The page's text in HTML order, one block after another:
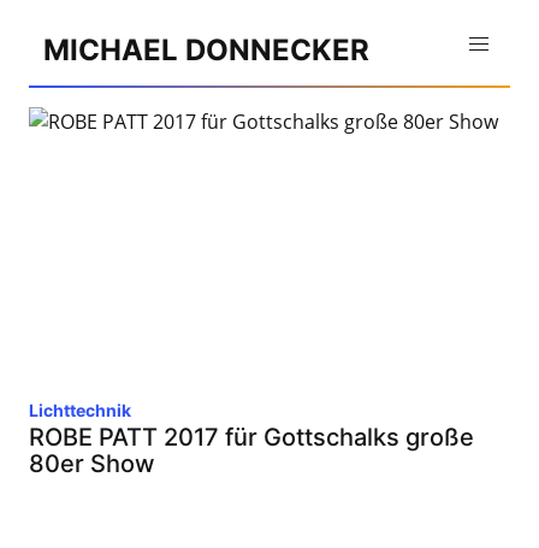
MICHAEL DONNECKER
Lichttechnik
ROBE PATT 2017 für Gottschalks große
80er Show